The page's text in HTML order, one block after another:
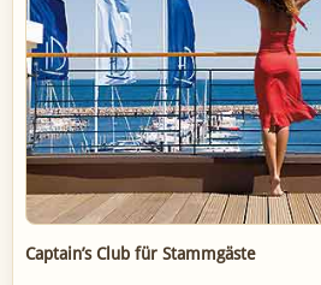
Captain’s Club für Stammgäste